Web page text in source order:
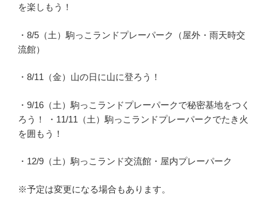
を楽しもう！
・8/5（土）駒っこランドプレーパーク（屋外・雨天時交
流館）
・8/11（金）山の日に山に登ろう！
・9/16（土）駒っこランドプレーパークで秘密基地をつく
ろう！ ・11/11（土）駒っこランドプレーパークでたき火
を囲もう！
・12/9（土）駒っこランド交流館・屋内プレーパーク
※予定は変更になる場合もあります。